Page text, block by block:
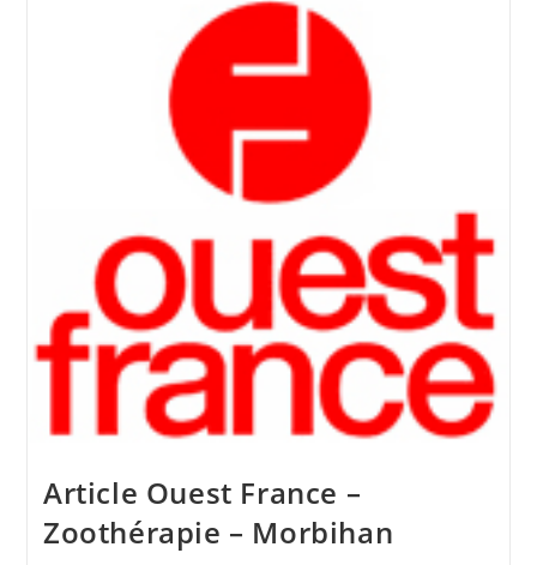
Article Ouest France –
Zoothérapie – Morbihan